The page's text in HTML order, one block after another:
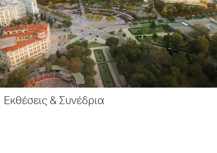
Εκθέσεις & Συνέδρια